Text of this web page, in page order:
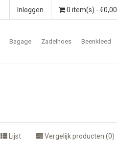
0 item(s) - €0,00
Inloggen
Bagage Zadelhoes Beenkleed
Lijst Vergelijk producten (0)